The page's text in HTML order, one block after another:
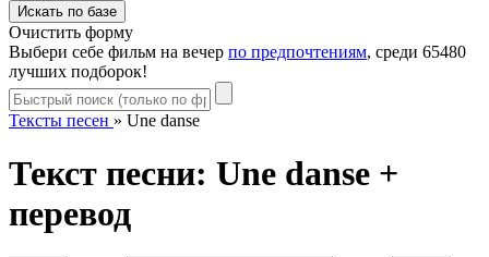
Очистить форму
Выбери себе фильм на вечер по предпочтениям, среди 65480
лучших подборок!
Тексты песен » Une danse
Текст песни: Une danse +
перевод